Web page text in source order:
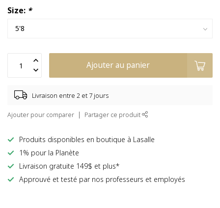
Size: *
Ajouter au panier
Livraison entre 2 et 7 jours
Ajouter pour comparer Partager ce produit
Produits disponibles en boutique à Lasalle
1% pour la Planète
Livraison gratuite 149$ et plus*
Approuvé et testé par nos professeurs et employés